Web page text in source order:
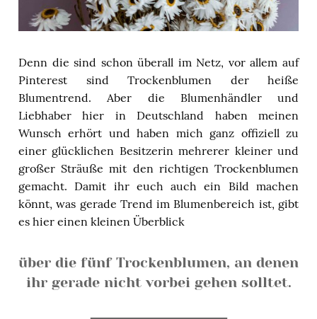
Denn die sind schon überall im Netz, vor allem auf
Pinterest sind Trockenblumen der heiße
Blumentrend. Aber die Blumenhändler und
Liebhaber hier in Deutschland haben meinen
Wunsch erhört und haben mich ganz offiziell zu
einer glücklichen Besitzerin mehrerer kleiner und
großer Sträuße mit den richtigen Trockenblumen
gemacht. Damit ihr euch auch ein Bild machen
könnt, was gerade Trend im Blumenbereich ist, gibt
es hier einen kleinen Überblick
über die fünf Trockenblumen, an denen
ihr gerade nicht vorbei gehen solltet.